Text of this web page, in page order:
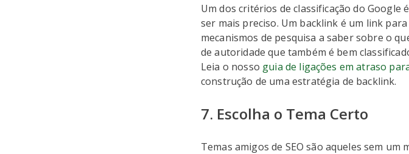
Um dos critérios de classificação do Google
ser mais preciso. Um backlink é um link
mecanismos de pesquisa a saber sobre o
de autoridade que também é bem
Leia o nosso guia de ligações em atraso
construção de uma estratégia de backlink.
7. Escolha o Tema Certo
Temas amigos de SEO são aqueles sem